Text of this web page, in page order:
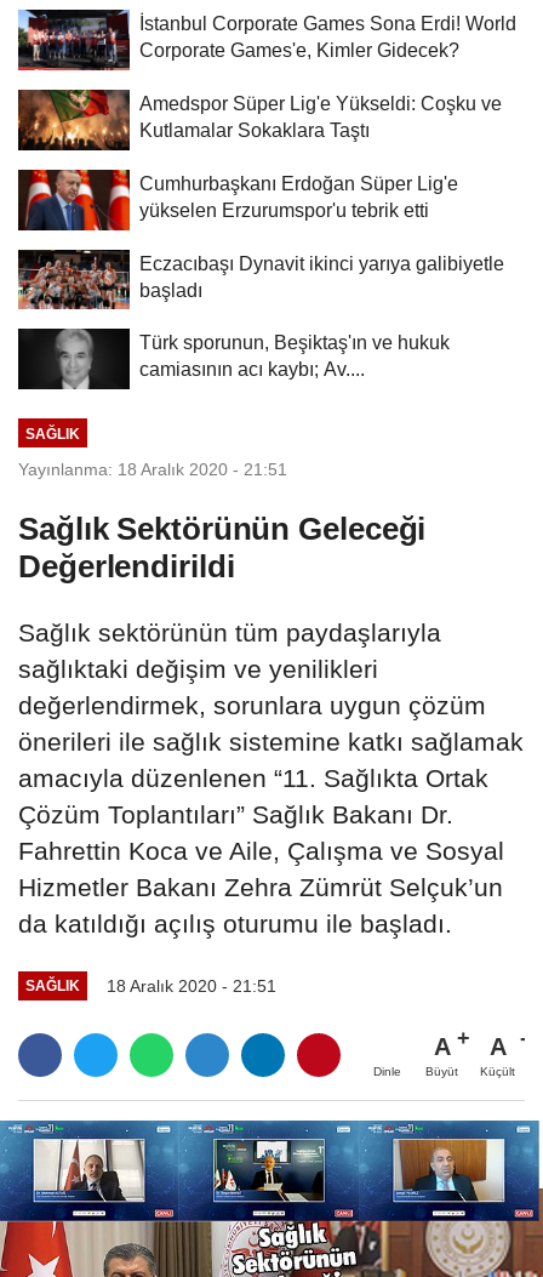
İstanbul Corporate Games Sona Erdi! World
Corporate Games'e, Kimler Gidecek?
Amedspor Süper Lig'e Yükseldi: Coşku ve
Kutlamalar Sokaklara Taştı
Cumhurbaşkanı Erdoğan Süper Lig'e
yükselen Erzurumspor'u tebrik etti
Eczacıbaşı Dynavit ikinci yarıya galibiyetle
başladı
Türk sporunun, Beşiktaş'ın ve hukuk
camiasının acı kaybı; Av....
SAĞLIK
Yayınlanma: 18 Aralık 2020 - 21:51
Sağlık Sektörünün Geleceği
Değerlendirildi
Sağlık sektörünün tüm paydaşlarıyla
sağlıktaki değişim ve yenilikleri
değerlendirmek, sorunlara uygun çözüm
önerileri ile sağlık sistemine katkı sağlamak
amacıyla düzenlenen “11. Sağlıkta Ortak
Çözüm Toplantıları” Sağlık Bakanı Dr.
Fahrettin Koca ve Aile, Çalışma ve Sosyal
Hizmetler Bakanı Zehra Zümrüt Selçuk’un
da katıldığı açılış oturumu ile başladı.
SAĞLIK 18 Aralık 2020 - 21:51
Dinle
A
Büyüt
A
Küçült